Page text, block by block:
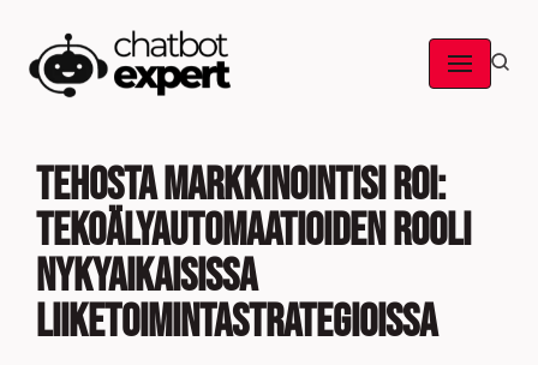
Skip
Tehosta markkinointisi ROI:
tekoälyautomaatioiden rooli
nykyaikaisissa
liiketoimintastrategioissa